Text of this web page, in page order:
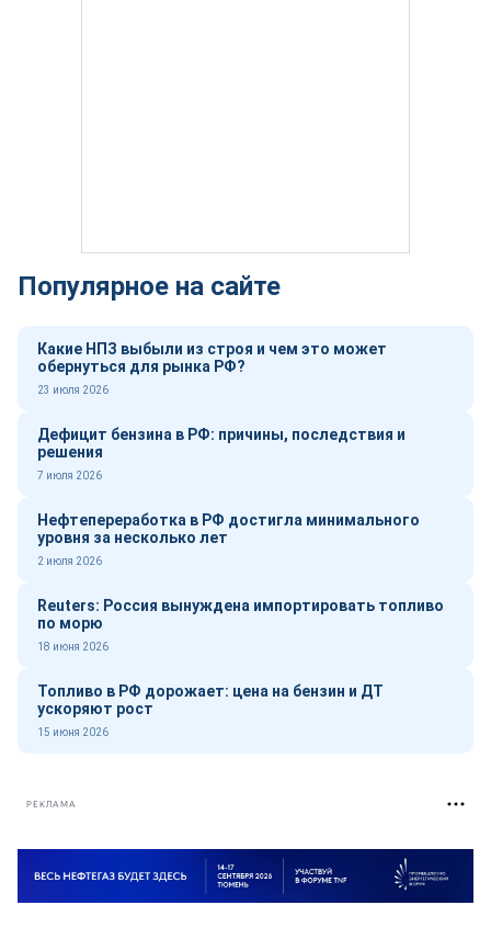
Популярное на сайте
Какие НПЗ выбыли из строя и чем это может
обернуться для рынка РФ?
23 июля 2026
Дефицит бензина в РФ: причины, последствия и
решения
7 июля 2026
Нефтепереработка в РФ достигла минимального
уровня за несколько лет
2 июля 2026
Reuters: Россия вынуждена импортировать топливо
по морю
18 июня 2026
Топливо в РФ дорожает: цена на бензин и ДТ
ускоряют рост
15 июня 2026
РЕКЛАМА